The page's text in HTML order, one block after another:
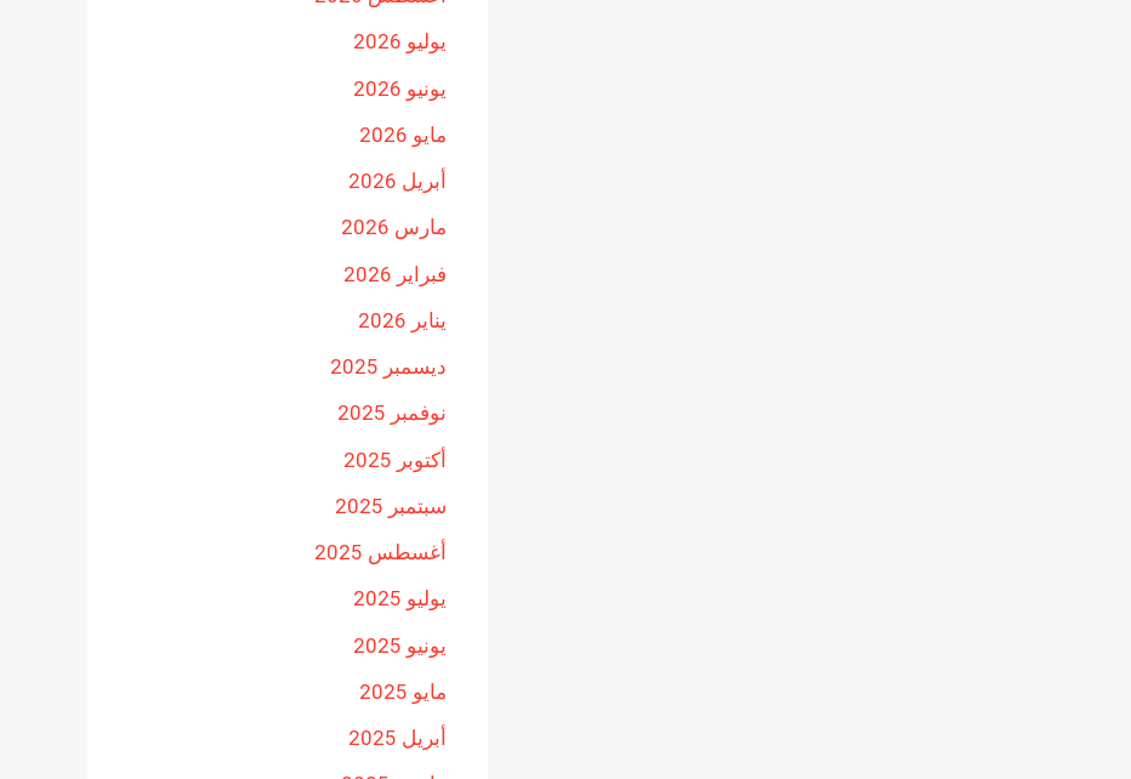
يوليو 2026
يونيو 2026
مايو 2026
أبريل 2026
مارس 2026
فبراير 2026
يناير 2026
ديسمبر 2025
نوفمبر 2025
أكتوبر 2025
سبتمبر 2025
أغسطس 2025
يوليو 2025
يونيو 2025
مايو 2025
أبريل 2025